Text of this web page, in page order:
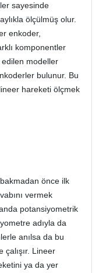
sayesinde
ölçülmüş olur.
enkoder,
komponentler
edilen modeller
bulunur. Bu
hareketi ölçmek
önce ilk
vermek
potansiyometrik
adıyla da
anılsa da bu
Lineer
ya da yer